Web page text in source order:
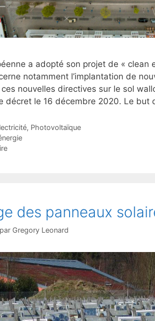
a adopté son projet de «
notamment l’implantation de
nouvelles directives sur le sol
décret le 16 décembre 2020. Le but
, Photovoltaïque
des panneaux
par Gregory Leonard